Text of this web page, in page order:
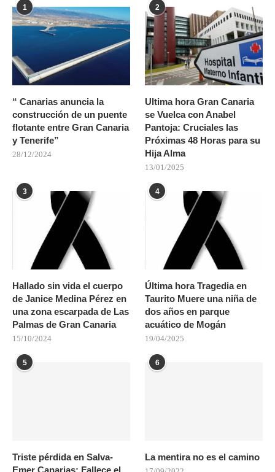
1
“ Canarias anuncia la
construcción de un puente
flotante entre Gran Canaria
y Tenerife”
28/12/2024
2
Ultima hora Gran Canaria
se Vuelca con Anabel
Pantoja: Cruciales las
Próximas 48 Horas para su
Hija Alma
13/01/2025
3
Hallado sin vida el cuerpo
de Janice Medina Pérez en
una zona escarpada de Las
Palmas de Gran Canaria
15/10/2024
4
Última hora Tragedia en
Taurito Muere una niña de
dos años en parque
acuático de Mogán
19/04/2025
5
Triste pérdida en Salva-
Emer Canarias: Fallece el
6
La mentira no es el camino